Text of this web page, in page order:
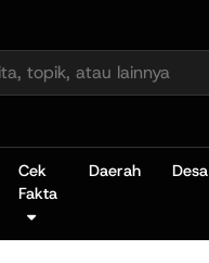
Cek
Fakta
Daerah Desa